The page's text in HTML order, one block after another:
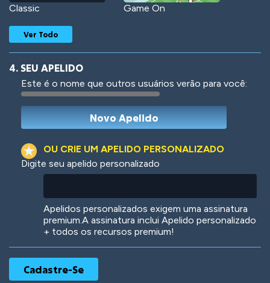
Classic Game On
Woof Jungle Cats
Ver Todo
4. SEU APELIDO
Este é o nome que outros usuários verão para você:
OU CRIE UM APELIDO PERSONALIZADO
Digite seu apelido personalizado
Apelidos personalizados exigem uma assinatura
premium.A assinatura inclui Apelido personalizado
+ todos os recursos premium!